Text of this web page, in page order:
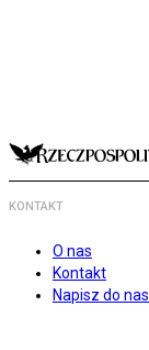
KONTAKT
O nas
Kontakt
Napisz do nas